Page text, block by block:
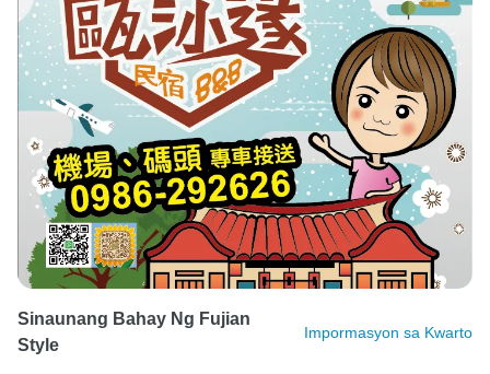
Sinaunang Bahay Ng Fujian
Style
Impormasyon sa Kwarto